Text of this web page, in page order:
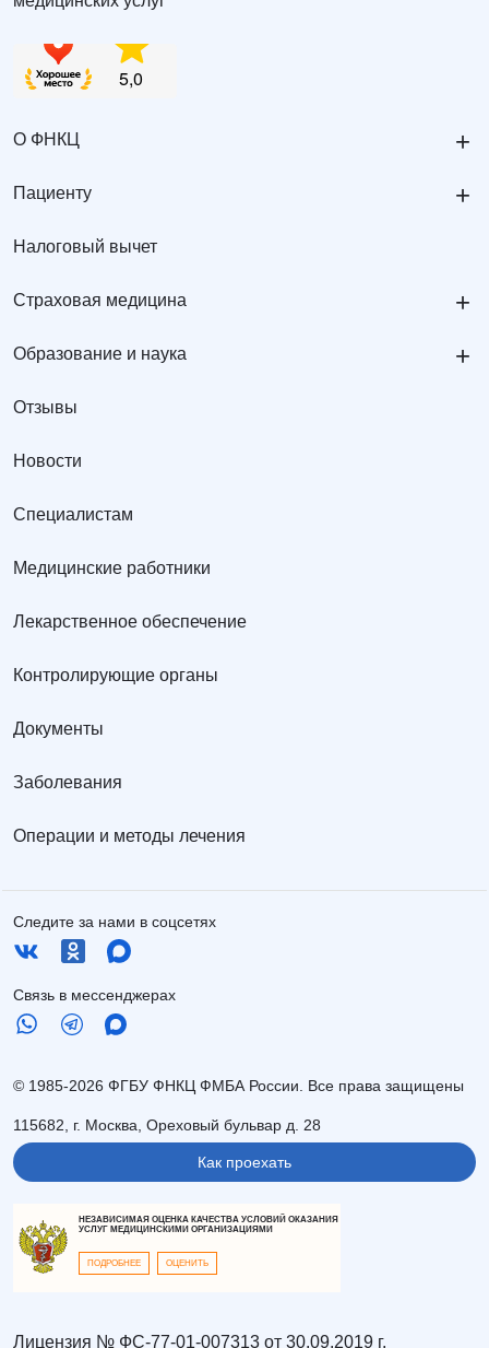
О ФНКЦ +
Пациенту +
Налоговый вычет
Страховая медицина +
Образование и наука +
Отзывы
Новости
Специалистам
Медицинские работники
Лекарственное обеспечение
Контролирующие органы
Документы
Заболевания
Операции и методы лечения
Следите за нами в соцсетях
Связь в мессенджерах
© 1985-2026 ФГБУ ФНКЦ ФМБА России. Все права защищены
115682, г. Москва, Ореховый бульвар д. 28
Как проехать
НЕЗАВИСИМАЯ ОЦЕНКА КАЧЕСТВА УСЛОВИЙ ОКАЗАНИЯ
УСЛУГ МЕДИЦИНСКИМИ ОРГАНИЗАЦИЯМИ
ПОДРОБНЕЕ ОЦЕНИТЬ
Лицензия № ФС-77-01-007313 от 30.09.2019 г.